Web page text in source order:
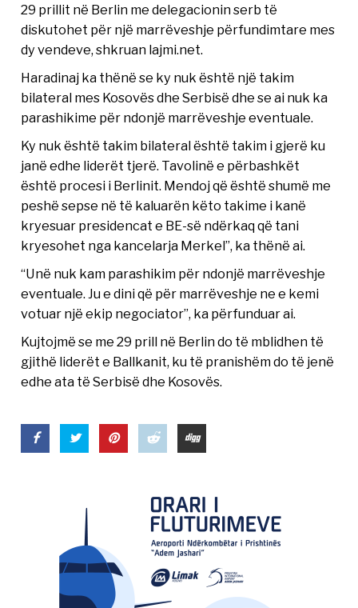
29 prillit në Berlin me delegacionin serb të
diskutohet për një marrëveshje përfundimtare mes
dy vendeve, shkruan lajmi.net.
Haradinaj ka thënë se ky nuk është një takim
bilateral mes Kosovës dhe Serbisë dhe se ai nuk ka
parashikime për ndonjë marrëveshje eventuale.
Ky nuk është takim bilateral është takim i gjerë ku
janë edhe liderët tjerë. Tavolinë e përbashkët
është procesi i Berlinit. Mendoj që është shumë me
peshë sepse në të kaluarën këto takime i kanë
kryesuar presidencat e BE-së ndërkaq që tani
kryesohet nga kancelarja Merkel”, ka thënë ai.
“Unë nuk kam parashikim për ndonjë marrëveshje
eventuale. Ju e dini që për marrëveshje ne e kemi
votuar një ekip negociator”, ka përfunduar ai.
Kujtojmë se me 29 prill në Berlin do të mblidhen të
gjithë liderët e Ballkanit, ku të pranishëm do të jenë
edhe ata të Serbisë dhe Kosovës.